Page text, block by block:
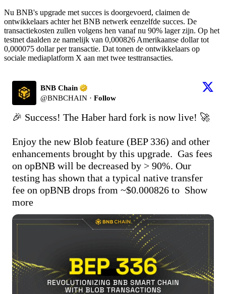
Nu BNB's upgrade met succes is doorgevoerd, claimen de
ontwikkelaars achter het BNB netwerk eenzelfde succes. De
transactiekosten zullen volgens hen vanaf nu 90% lager zijn. Op het
testnet daalden ze namelijk van 0,000826 Amerikaanse dollar tot
0,000075 dollar per transactie. Dat tonen de ontwikkelaars op
sociale mediaplatform X aan met twee testtransacties.
BNB Chain
@BNBCHAIN · Follow
🎉 Success! The Haber hard fork is now live! 🚀
Enjoy the new Blob feature (BEP 336) and other
enhancements brought by this upgrade.  Gas fees
on opBNB will be decreased by > 90%. Our
testing has shown that a typical native transfer
fee on opBNB drops from ~$0.000826 to Show
more